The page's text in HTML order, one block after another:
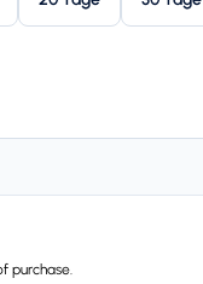
purchase.